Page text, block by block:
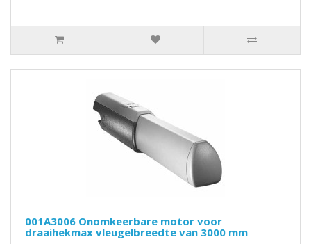
001A3006 Onomkeerbare motor voor
draaihekmax vleugelbreedte van 3000 mm